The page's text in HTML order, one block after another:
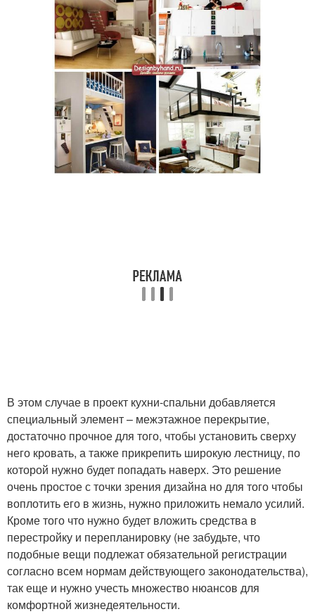
В этом случае в проект кухни-спальни добавляется
специальный элемент – межэтажное перекрытие,
достаточно прочное для того, чтобы установить сверху
него кровать, а также прикрепить широкую лестницу, по
которой нужно будет попадать наверх. Это решение
очень простое с точки зрения дизайна но для того чтобы
воплотить его в жизнь, нужно приложить немало усилий.
Кроме того что нужно будет вложить средства в
перестройку и перепланировку (не забудьте, что
подобные вещи подлежат обязательной регистрации
согласно всем нормам действующего законодательства),
так еще и нужно учесть множество нюансов для
комфортной жизнедеятельности.